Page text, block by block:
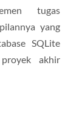
tugas
yang
SQLite
akhir